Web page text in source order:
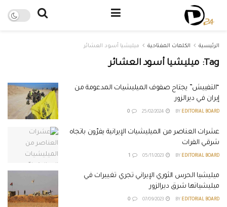
الرئيسية الكلمات المفتاحية ميليشيا أسود العشائر
Tag: ميليشيا أسود العشائر
“التفييش” يجتاح صفوف الميليشيات المدعومة من
إيران في ديرالزور
BY EDITORIAL BOARD
عشرات العناصر من الميليشيات الإيرانية يفرّون باتجاه
شرقي الفرات
BY EDITORIAL BOARD
ميليشيا الحرس الثوري الإيراني تجري تغييرات في
ميليشياتها شرق ديرالزور
BY EDITORIAL BOARD